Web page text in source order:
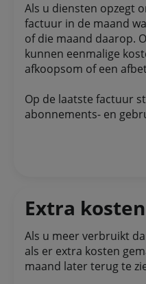
Als u diensten opzegt
factuur in de maand
of die maand daarop.
kunnen eenmalige
afkoopsom of een
Op de laatste factuur
abonnements- en
Extra kosten
Als u meer verbruikt
als er extra kosten
maand later terug te